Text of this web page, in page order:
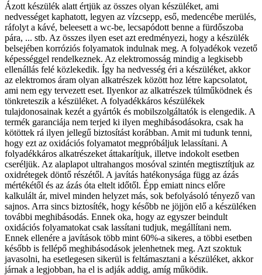
Ázott készülék alatt értjük az összes olyan készüléket, ami
nedvességet kaphatott, legyen az vízcsepp, eső, medencébe merülés,
ráfolyt a kávé, beleesett a wc-be, lecsapódott benne a fürdőszoba
pára, ... stb. Az összes ilyen eset azt eredményezi, hogy a készülék
belsejében korróziós folyamatok indulnak meg. A folyadékok vezető
képességgel rendelkeznek. Az elektromosság mindig a legkisebb
ellenállás felé közlekedik. Így ha nedvesség éri a készüléket, akkor
az elektromos áram olyan alkatrészek között hoz létre kapcsolatot,
ami nem egy tervezett eset. Ilyenkor az alkatrészek túlműködnek és
tönkreteszik a készüléket. A folyadékkáros készülékek
tulajdonosainak kezét a gyártók és mobilszolgáltatók is elengedik. A
termék garanciája nem terjed ki ilyen meghibásodásokra, csak ha
kötöttek rá ilyen jellegű biztosítást korábban. Amit mi tudunk tenni,
hogy ezt az oxidációs folyamatot megpróbáljuk lelassítani. A
folyadékkáros alkatrészeket áttakarítjuk, illetve indokolt esetben
cseréljük. Az alaplapot ultrahangos mosóval szintén megtisztítjuk az
oxidrétegek döntő részétől. A javítás hatékonysága függ az ázás
mértékétől és az ázás óta eltelt időtől. Épp emiatt nincs előre
kalkulált ár, mivel minden helyzet más, sok befolyásoló tényező van
sajnos. Arra sincs biztosíték, hogy később ne jöjjön elő a készüléken
további meghibásodás. Ennek oka, hogy az egyszer beindult
oxidációs folyamatokat csak lassítani tudjuk, megállítani nem.
Ennek ellenére a javítások több mint 60%-a sikeres, a többi esetben
később is fellépő meghibásodások jelenhetnek meg. Azt szoktuk
javasolni, ha esetlegesen sikerül is feltámasztani a készüléket, akkor
járnak a legjobban, ha el is adják addig, amíg működik.